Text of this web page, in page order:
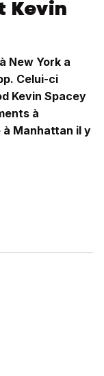
Kevin
New York a
Celui-ci
Kevin Spacey
à
Manhattan il y